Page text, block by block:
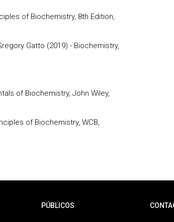
of Biochemistry, 8th Edition,
Gatto (2019) - Biochemistry,
of Biochemistry, John Wiley,
of Biochemistry, WCB,
PÚBLICOS